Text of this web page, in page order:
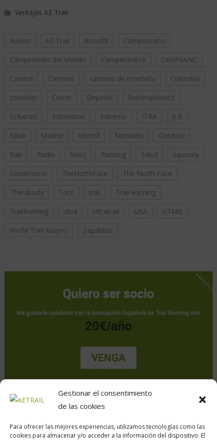
Gestionar el consentimiento
de las cookies
Para ofrecer las mejores experiencias, utilizamos tecnologías como las
cookies para almacenar y/o acceder a la información del dispositivo. El
Ventajas AE Trail
Adidas AE Trail Amazfit Campeonato
Campeonato del Mundo Campeonatos CANFRANC
Carrera Carreras carreras de montaña Columbia
corredor Correr Deporte Entrenamiento
Esfuerzo Estoestrail Extremo ITRA JLB
Kilian Madrid Merrell Montaña Outdoor
Rab Radio Reloj Running Salud saucony
Senderismo TheNorthFace The North Face
Therabody TorX trail Trail Running
TrailRunning ultra Ultratrail USA UTMB
World Trail Majors Zapatillas